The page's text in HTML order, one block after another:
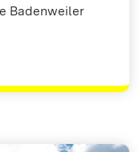
Badenweiler